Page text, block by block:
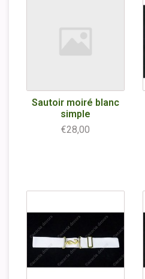
Sautoir moiré blanc
simple
€28,00